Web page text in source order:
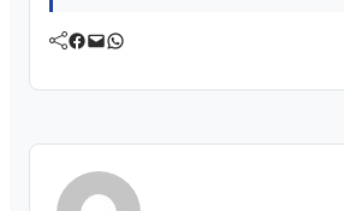
Facebook Mail WhatsApp